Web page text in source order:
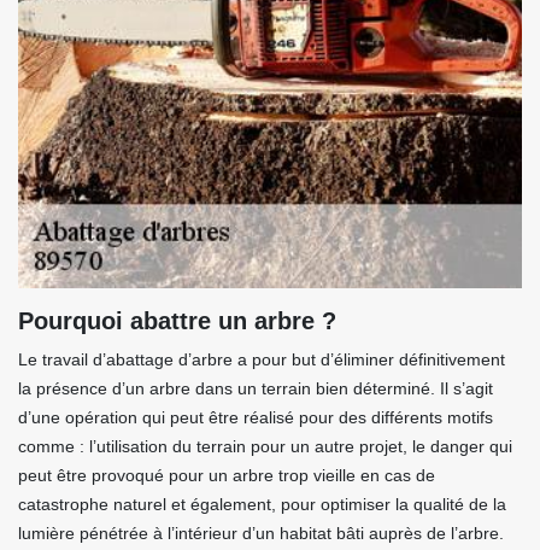
Pourquoi abattre un arbre ?
Le travail d’abattage d’arbre a pour but d’éliminer définitivement
la présence d’un arbre dans un terrain bien déterminé. Il s’agit
d’une opération qui peut être réalisé pour des différents motifs
comme : l’utilisation du terrain pour un autre projet, le danger qui
peut être provoqué pour un arbre trop vieille en cas de
catastrophe naturel et également, pour optimiser la qualité de la
lumière pénétrée à l’intérieur d’un habitat bâti auprès de l’arbre.